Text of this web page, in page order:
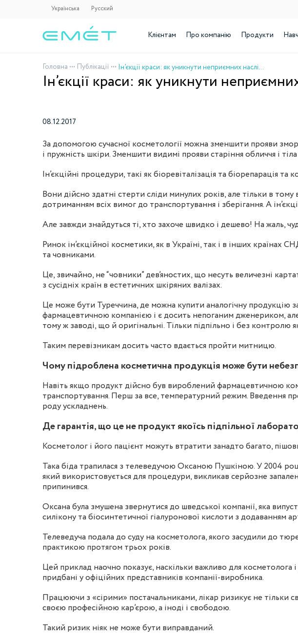
Українська Русский
Клієнтам Про компанію Продукти
Головна ••• Публікації ••• Ін’єкції краси: як уникнути неприємних наслідків
Ін’єкції краси: як уникнути
08.12.2017
За допомогою сучасної косметології можна зменшити прояви
і пружність шкіри. Зменшити видимі прояви старіння обличчя і
Ін’єкційні процедури, такі як біоревіталізація табіорепарація та
Вони дійсно здатні стерти сліди минулих років, але тільки в
дотриманням всіх вимог до транспортування і зберігання. А
Але завжди знайдуться ті, хто захоче швидко і дешево! На жаль,
Ринок ін’єкційної косметики, як в Україні, так і в інших
та човниками.
Це, звичайно, не “човники” дев’яностих, що несуть величезні
з сусідніх країн в естетичних шкіряних валізах.
Це може бути Туреччина, де можна купити аналогічну
фармацевтичною компанією і є досить непоганим дженериком,
тому ж заводі, що й оригінальні. Тільки підпільно і без контролю
Таким перевізникам досить часто вдається пройти митницю.
Чому підроблена косметична продукція може бути
Навіть якщо продукт дійсно був вироблений фармацевтичною
транспортування. Перш за все, температурний режим. Введення
роду ускладнень.
Де гарантія, що це не продукт якоїсь підпільної
Косметолог і його пацієнт можуть втратити занадто багато,
Така біда трапилася з телеведучою Оксаною Пушкіною. У 2004
який використовується для процедури, викликав серйозне
припинився.
Оксана була змушена звернутися до шведської компанії, яка
силікону та біосинтетичної гіалуронової кислоти з додаванням
Телеведуча подала до суду на косметолога, якого засудили до
практикою протягом трьох років.
Цей приклад наочно показує, наскільки важливо для косметолога
придбані у офіційних представників компанії-виробника.
Працюючи з «сірими» постачальниками, лікар ризикує не тільки
своєю професійною кар’єрою, а іноді і свободою.
Такий ризик ніяк не може бути виправданий.